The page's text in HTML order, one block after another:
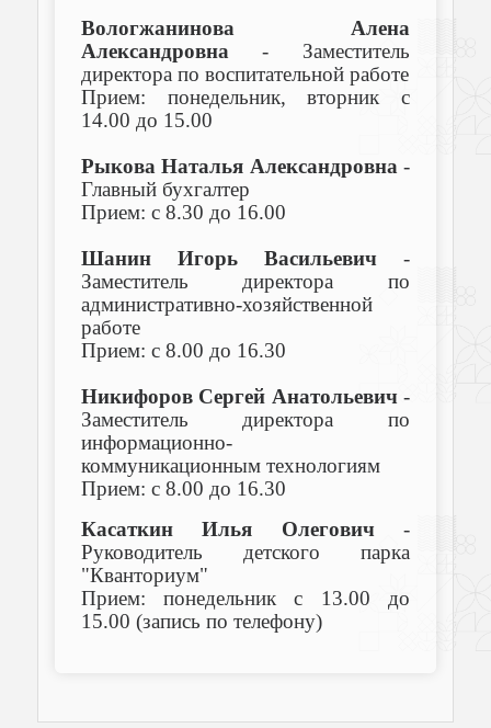
Вологжанинова Алена
Александровна - Заместитель
директора по воспитательной работе
Прием: понедельник, вторник с
14.00 до 15.00
Рыкова Наталья Александровна -
Главный бухгалтер
Прием: с 8.30 до 16.00
Шанин Игорь Васильевич -
Заместитель директора по
административно-хозяйственной
работе
Прием: с 8.00 до 16.30
Никифоров Сергей Анатольевич-
Заместитель директора по
информационно-
коммуникационным технологиям
Прием: с 8.00 до 16.30
Касаткин Илья Олегович-
Руководитель детского парка
"Кванториум"
Прием: понедельник с 13.00 до
15.00 (запись по телефону)